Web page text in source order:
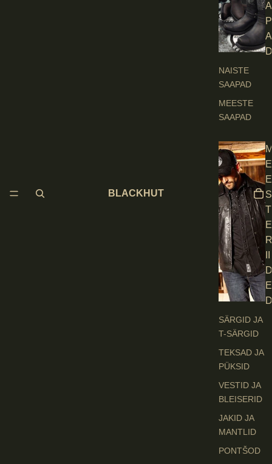
A
P
A
D
NAISTE
SAAPAD
MEESTE
SAAPAD
E
E
S
T
E
R
D
E
D
SÄRGID JA
T-SÄRGID
TEKSAD JA
PÜKSID
VESTID JA
BLEISERID
JAKID JA
MANTLID
PONTŠOD
BLACKHUT